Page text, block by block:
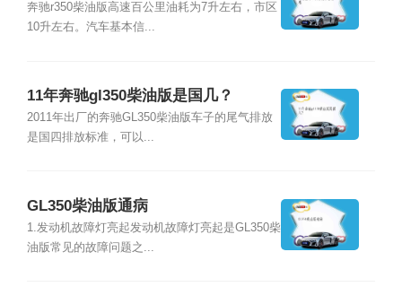
奔驰r350柴油版高速百公里油耗为7升左右，市区
10升左右。汽车基本信...
11年奔驰gl350柴油版是国几？
2011年出厂的奔驰GL350柴油版车子的尾气排放
是国四排放标准，可以...
GL350柴油版通病
1.发动机故障灯亮起发动机故障灯亮起是GL350柴
油版常见的故障问题之...